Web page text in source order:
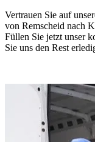
Vertrauen Sie auf
von Remscheid nach
Füllen Sie jetzt unser
Sie uns den Rest